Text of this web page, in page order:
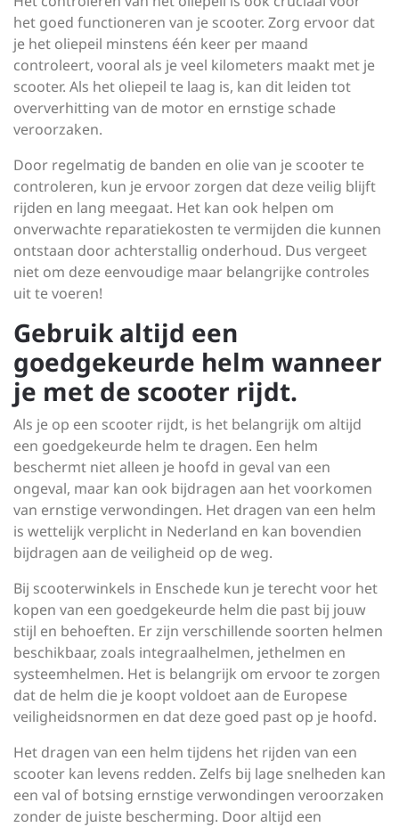
het goed functioneren van je scooter. Zorg ervoor dat
je het oliepeil minstens één keer per maand
controleert, vooral als je veel kilometers maakt met je
scooter. Als het oliepeil te laag is, kan dit leiden tot
oververhitting van de motor en ernstige schade
veroorzaken.
Door regelmatig de banden en olie van je scooter te
controleren, kun je ervoor zorgen dat deze veilig blijft
rijden en lang meegaat. Het kan ook helpen om
onverwachte reparatiekosten te vermijden die kunnen
ontstaan door achterstallig onderhoud. Dus vergeet
niet om deze eenvoudige maar belangrijke controles
uit te voeren!
Gebruik altijd een
goedgekeurde helm wanneer
je met de scooter rijdt.
Als je op een scooter rijdt, is het belangrijk om altijd
een goedgekeurde helm te dragen. Een helm
beschermt niet alleen je hoofd in geval van een
ongeval, maar kan ook bijdragen aan het voorkomen
van ernstige verwondingen. Het dragen van een helm
is wettelijk verplicht in Nederland en kan bovendien
bijdragen aan de veiligheid op de weg.
Bij scooterwinkels in Enschede kun je terecht voor het
kopen van een goedgekeurde helm die past bij jouw
stijl en behoeften. Er zijn verschillende soorten helmen
beschikbaar, zoals integraalhelmen, jethelmen en
systeemhelmen. Het is belangrijk om ervoor te zorgen
dat de helm die je koopt voldoet aan de Europese
veiligheidsnormen en dat deze goed past op je hoofd.
Het dragen van een helm tijdens het rijden van een
scooter kan levens redden. Zelfs bij lage snelheden kan
een val of botsing ernstige verwondingen veroorzaken
zonder de juiste bescherming. Door altijd een